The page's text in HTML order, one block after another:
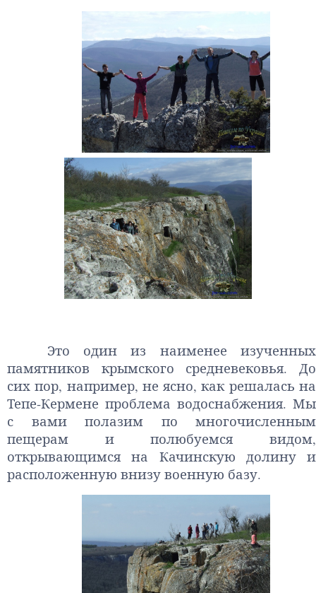
Это один из наименее изученных
памятников крымского средневековья. До
сих пор, например, не ясно, как решалась на
Тепе-Кермене проблема водоснабжения. Мы
с вами полазим по многочисленным
пещерам и полюбуемся видом,
открывающимся на Качинскую долину и
расположенную внизу военную базу.